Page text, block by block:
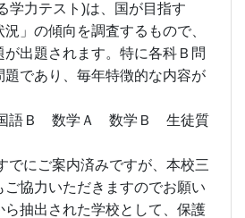
学力テスト)は、国が目指す
況」の傾向を調査するもので、
出題されます。特に各科Ｂ問
題であり、毎年特徴的な内容が
Ｂ 数学Ａ 数学Ｂ 生徒質
にご案内済みですが、本校三
協力いただきますのでお願い
ら抽出された学校として、保護